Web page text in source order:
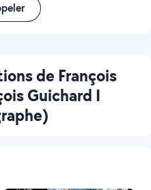
de François
Guichard I